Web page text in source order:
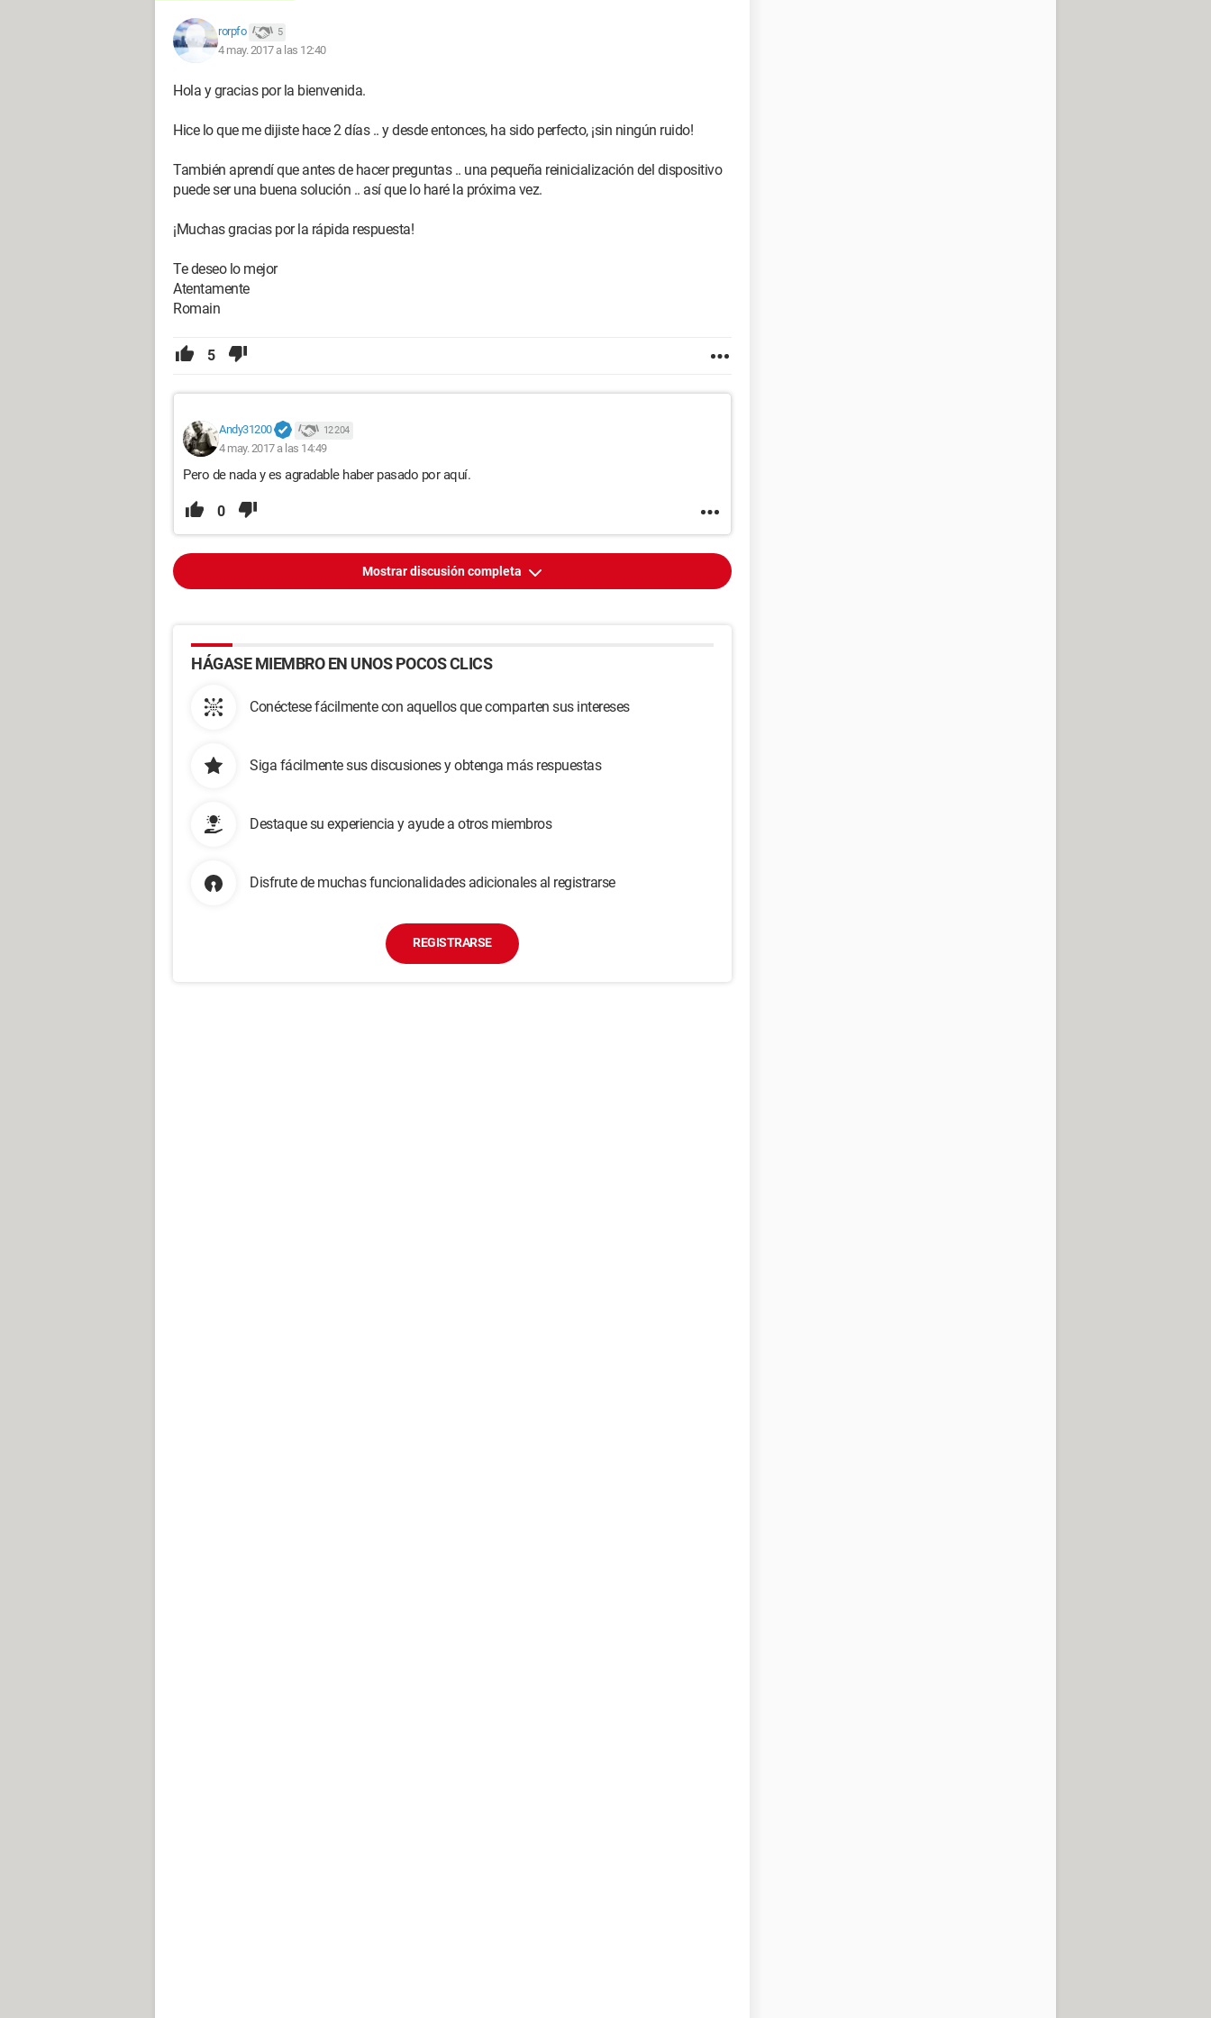
rorpfo 5
4 may. 2017 a las 12:40
Hola y gracias por la bienvenida.
Hice lo que me dijiste hace 2 días .. y desde entonces, ha sido perfecto, ¡sin ningún ruido!
También aprendí que antes de hacer preguntas .. una pequeña reinicialización del dispositivo
puede ser una buena solución .. así que lo haré la próxima vez.
¡Muchas gracias por la rápida respuesta!
Te deseo lo mejor
Atentamente
Romain
5
Andy31200 12 204
4 may. 2017 a las 14:49
Pero de nada y es agradable haber pasado por aquí.
0
Mostrar discusión completa
HÁGASE MIEMBRO EN UNOS POCOS CLICS
Conéctese fácilmente con aquellos que comparten sus intereses
Siga fácilmente sus discusiones y obtenga más respuestas
Destaque su experiencia y ayude a otros miembros
Disfrute de muchas funcionalidades adicionales al registrarse
REGISTRARSE